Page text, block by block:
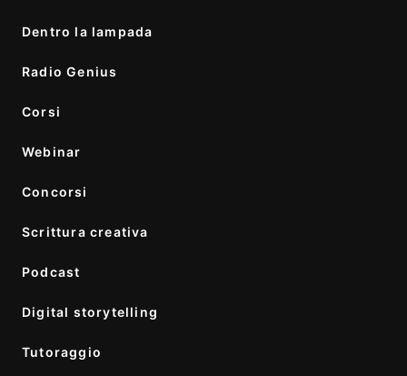
Dentro la lampada
Radio Genius
Corsi
Webinar
Concorsi
Scrittura creativa
Podcast
Digital storytelling
Tutoraggio